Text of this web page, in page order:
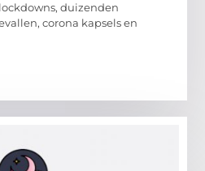
duizenden
corona kapsels en